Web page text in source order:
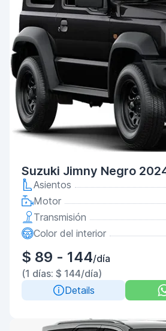
Suzuki Jimny Negro
Asientos
Motor
Transmisión
Color del interior
$ 89 - 144/día
(1 días: $ 144/día)
Details